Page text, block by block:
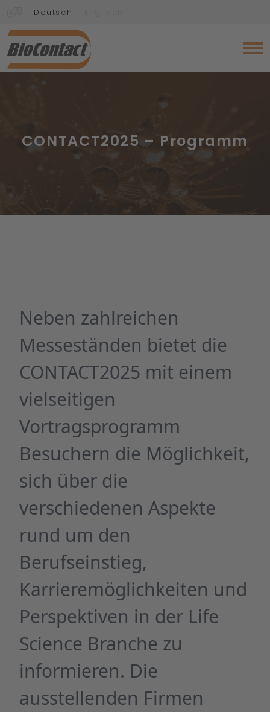
Deutsch
CONTACT2025 – Programm
Neben zahlreichen
Messeständen bietet die
CONTACT2025 mit einem
vielseitigen
Vortragsprogramm
Besuchern die Möglichkeit,
sich über die
verschiedenen Aspekte
rund um den
Berufseinstieg,
Karrieremöglichkeiten und
Perspektiven in der Life
Science Branche zu
informieren. Die
ausstellenden Firmen